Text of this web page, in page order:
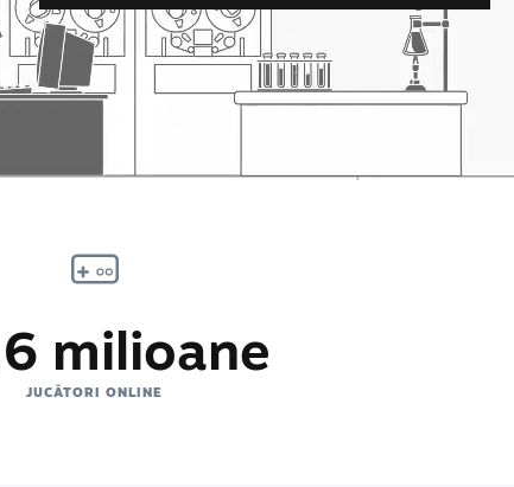
milioane
JUCĂTORI ONLINE